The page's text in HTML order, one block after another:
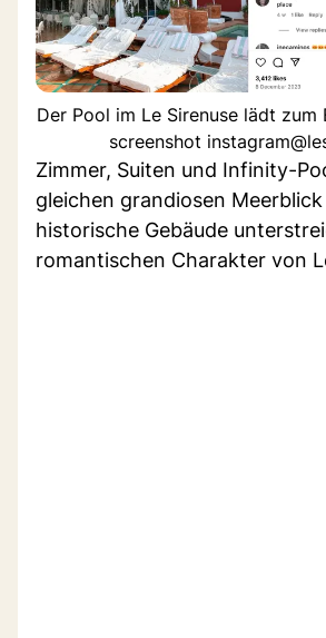
Der Pool im Le Sirenuse lädt zum
screenshot
Zimmer, Suiten und Infinity-
gleichen grandiosen
historische Gebäude
romantischen Charakter von